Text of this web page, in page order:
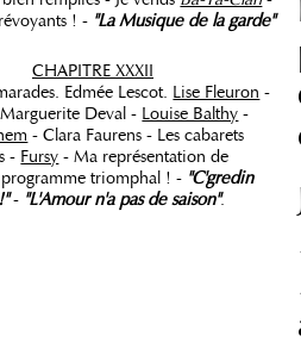
! - "La Musique de la garde"
CHAPITRE XXXII
Edmée Lescot. Lise Fleuron -
Deval - Louise Balthy -
- Clara Faurens - Les cabarets
- Fursy - Ma représentation de
triomphal ! - "C'gredin
- "L'Amour n'a pas de saison".